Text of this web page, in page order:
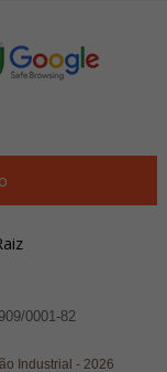
0001-82
Industrial -2026